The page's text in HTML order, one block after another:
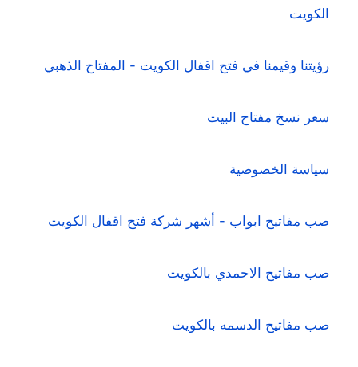
الكويت
رؤيتنا وقيمنا في فتح اقفال الكويت - المفتاح الذهبي
سعر نسخ مفتاح البيت
سياسة الخصوصية
صب مفاتيح ابواب - أشهر شركة فتح اقفال الكويت
صب مفاتيح الاحمدي بالكويت
صب مفاتيح الدسمه بالكويت